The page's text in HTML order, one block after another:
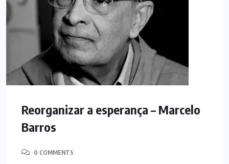
Reorganizar a esperança – Marcelo
Barros
0 COMMENTS